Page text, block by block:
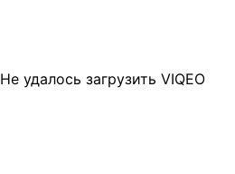
Не удалось загрузить VIQEO